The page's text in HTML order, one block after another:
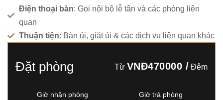
Điện thoại bàn: Gọi nội bộ lễ tân và các phòng liên
quan
Thuận tiện: Bàn ủi, giặt ủi & các dịch vụ liên quan khác
Đặt phòng Từ VNĐ470000 / Đêm
Giờ nhận phòng Giờ trả phòng